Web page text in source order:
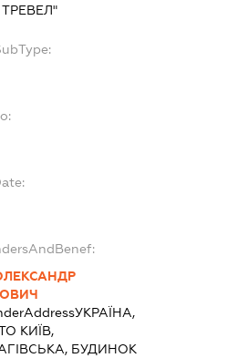
УКРАЇНА,
КИЇВ,
БУДИНОК